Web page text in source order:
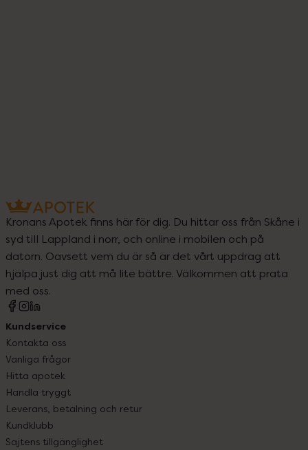
Kronans Apotek finns här för dig. Du hittar oss från Skåne i
syd till Lappland i norr, och online i mobilen och på
datorn. Oavsett vem du är så är det vårt uppdrag att
hjälpa just dig att må lite bättre. Välkommen att prata
med oss.
Kundservice
Kontakta oss
Vanliga frågor
Hitta apotek
Handla tryggt
Leverans, betalning och retur
Kundklubb
Sajtens tillgänglighet